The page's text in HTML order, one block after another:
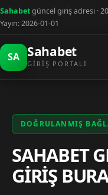
Sahabetgüncel giriş adresi ·
Yayın: 2026-01-01
SA Sahabet
GIRIŞ PORTALI
DOĞRULANMIŞ
SAHABET
GİRİŞ